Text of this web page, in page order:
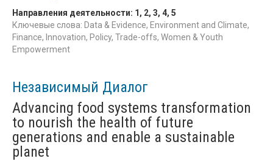
Направления деятельности: 1 , 2, 3, 4, 5
Ключевые слова: Data & Evidence, Environment and Climate,
Finance, Innovation, Policy, Trade-offs, Women & Youth
Empowerment
Независимый Диалог
Advancing food systems transformation
to nourish the health of future
generations and enable a sustainable
planet